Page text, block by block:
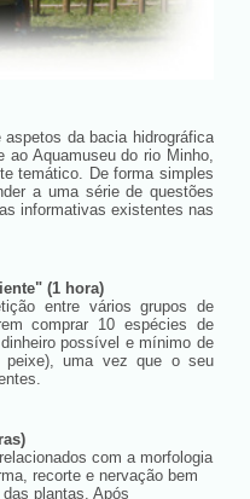
da bacia hidrográfica
ao Aquamuseu do rio Minho,
temático. De forma simples
a uma série de questões
informativas existentes nas
(1 hora)
entre vários grupos de
comprar 10 espécies de
possível e mínimo de
peixe), uma vez que o seu
com a morfologia
recorte e nervação bem
plantas. Após